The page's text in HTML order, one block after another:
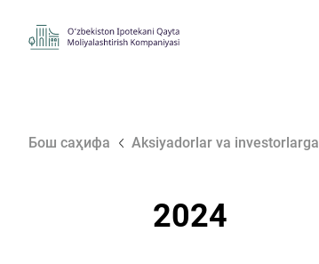
Бош саҳифа Aksiyadorlar va investorlarga
2024